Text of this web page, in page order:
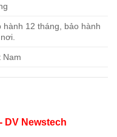
hành 12 tháng, bảo hành
Nam
DV Newstech